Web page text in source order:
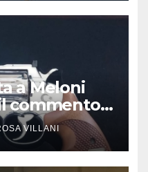
a Meloni
commento
VILLANI